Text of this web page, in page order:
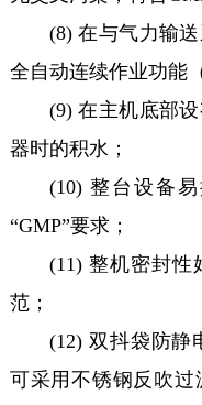
(8) 在与气力输送
全自动连续作业功能
(9) 在主机底部设
器时的积水；
(10) 整台设备易
“GMP”要求；
(11) 整机密封性好
范；
(12) 双抖袋防静
可采用不锈钢反吹